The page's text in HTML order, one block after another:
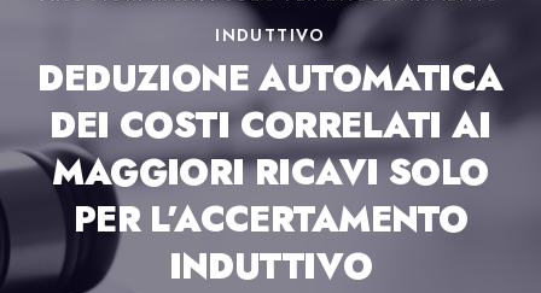
INDUTTIVO
DEDUZIONE AUTOMATICA
DEI COSTI CORRELATI AI
MAGGIORI RICAVI SOLO
PER L’ACCERTAMENTO
INDUTTIVO